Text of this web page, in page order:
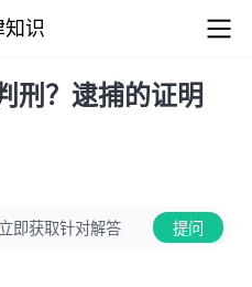
知识
刑？逮捕的证明
即获取针对解答 提问